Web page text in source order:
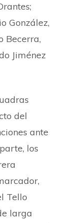
González,
Becerra,
Jiménez
del
ante
los
Tello
larga